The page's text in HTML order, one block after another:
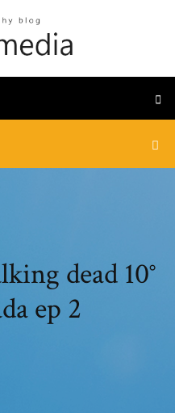
dead 10°
ep 2